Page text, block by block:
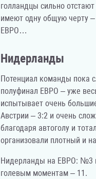
голландцы сильно
имеют одну общую черту
ЕВРО…
Нидерланды
Потенциал команды пока
полуфинал ЕВРО – уже
испытывает очень
Австрии – 3:2 и очень
благодаря автоголу и
организовали плотный и
Нидерланды на ЕВРО: №3
голевым моментам – 11.